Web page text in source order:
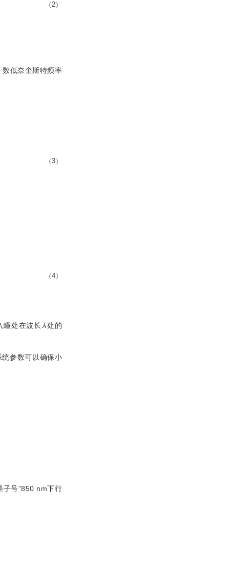
（2）
数低奈奎斯特频率
（3）
（4）
瞳处在波长 λ处的
参数可以确保小
子号”850 nm下行